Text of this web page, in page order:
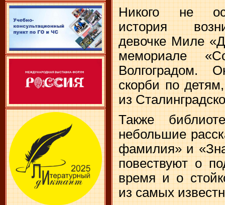
Никого не
история
девочке Миле
мемориале
Волгоградом.
скорби по
из
Также
небольшие
фамилия» и
повествуют о
время и о
из самых